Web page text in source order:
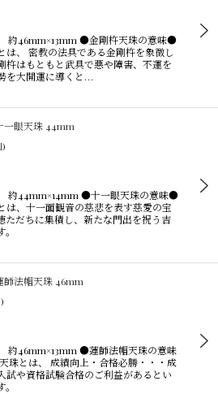
46mm×13mm ●金剛杵天珠の意味●
は、 密教の法具である金剛杵を象徴し
杵はもともと武具で悪や障害、不運を
を大開運に導くと…
一眼天珠 44mm
)
44mm×14mm ●十一眼天珠の意味●
は、十一面観音の慈悲を表す慈愛の宝
ただちに集積し、新たな門出を祝う吉
師法帽天珠 46mm
46mm×13mm ●蓮師法帽天珠の意味
珠とは、 成績向上・合格必勝・・・成
試や資格試験合格のご利益があるとい